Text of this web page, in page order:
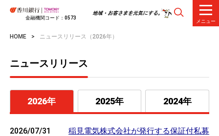
金融機関コード：0573
メニュー
HOME ニュースリリース（2026年）
ニュースリリース
2026年 2025年 2024年
2026/07/31
稲見電気株式会社が発行する保証付私募